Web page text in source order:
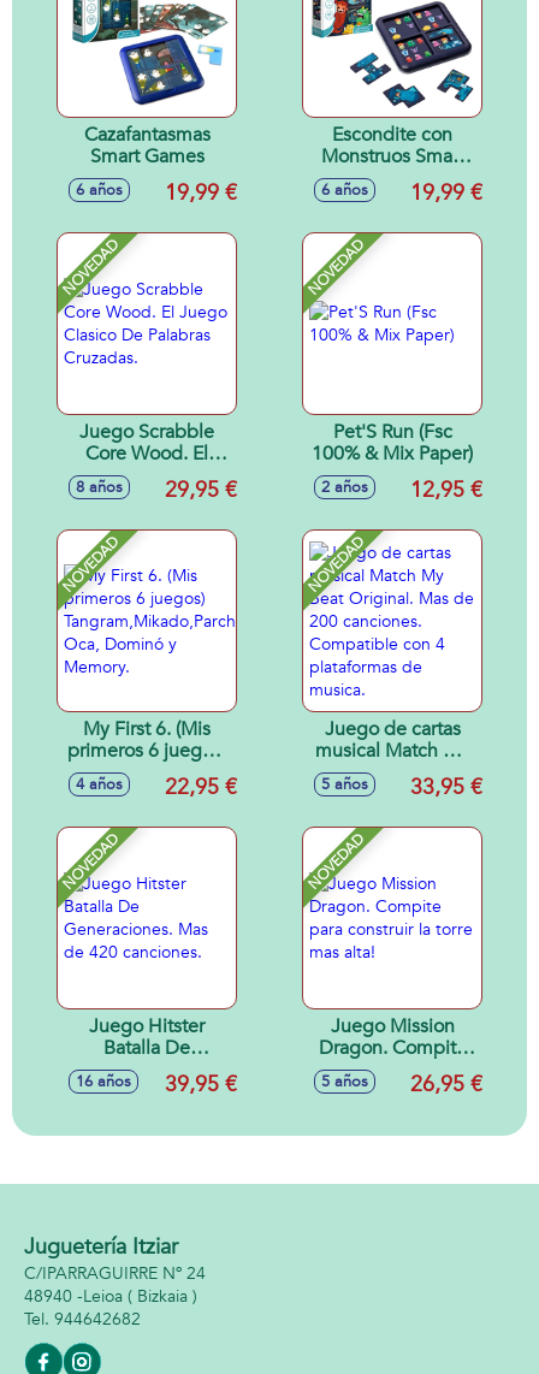
Cazafantasmas
Smart Games
6 años 19,99 €
Escondite con
Monstruos Smart
Games
6 años 19,99 €
NOVEDAD
Juego Scrabble
Core Wood. El
Juego Clasico De
Palabras Cruzadas.
8 años 29,95 €
NOVEDAD
Pet'S Run (Fsc
100% & Mix Paper)
2 años 12,95 €
NOVEDAD
My First 6. (Mis
primeros 6 juegos)
Tangram,Mikado,Parchís,
Oca, Dominó y
4 años 22,95 €
NOVEDAD
Juego de cartas
musical Match My
Beat Original. Mas
de 200 canciones.
plataformas de
musica.
5 años 33,95 €
NOVEDAD
Juego Hitster
Batalla De
Generaciones. Mas
de 420 canciones.
16 años 39,95 €
NOVEDAD
Juego Mission
Dragon. Compite
para construir la
torre mas alta!
5 años 26,95 €
Juguetería Itziar
C/IPARRAGUIRRE Nº 24
48940 -Leioa ( Bizkaia )
944642682